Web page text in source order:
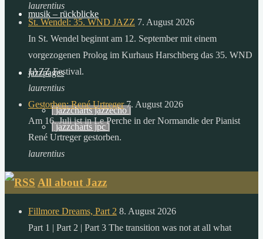
sonne,
menschheit
einem
ganzen
verbraucht.
musik – rückblicke
jazzpages
| jazzcharts jazzecho |
| jazzcharts jpc |
laurentius
St. Wendel: 35. WND JAZZ 7. August 2026
In St. Wendel beginnt am 12. September mit einem
vorgezogenen Prolog im Kurhaus Harschberg das 35. WND
JAZZ Festival.
laurentius
Gestorben: René Urtreger 7. August 2026
Am 16. Juli ist in Le Perche in der Normandie der Pianist
René Urtreger gestorben.
laurentius
All about Jazz
Fillmore Dreams, Part 2 8. August 2026
Part 1 | Part 2 | Part 3 The transition was not at all what